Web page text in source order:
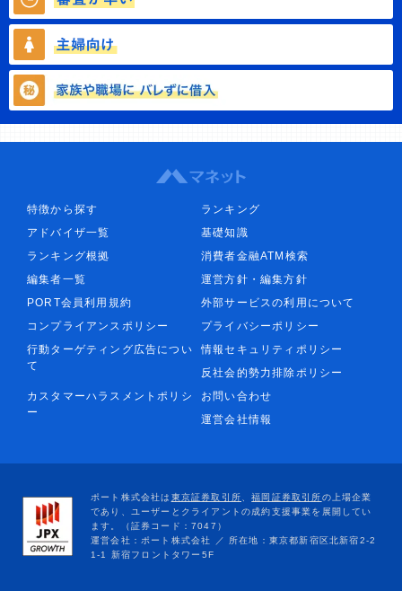
特徴から探す
ランキング
アドバイザ一覧
基礎知識
ランキング根拠
消費者金融ATM検索
編集者一覧
運営方針・編集方針
PORT会員利用規約
外部サービスの利用について
コンプライアンスポリシー
プライバシーポリシー
行動ターゲティング広告につい
て
情報セキュリティポリシー
反社会的勢力排除ポリシー
カスタマーハラスメントポリシ
ー
お問い合わせ
運営会社情報